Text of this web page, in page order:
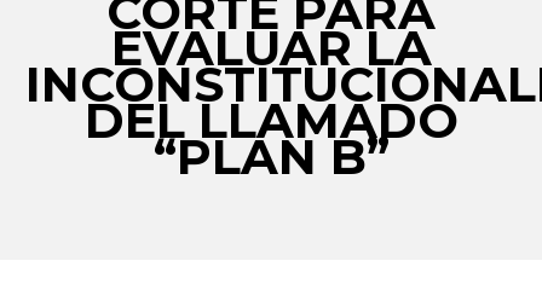
EVALUAR LA
DEL LLAMADO
“PLAN B”